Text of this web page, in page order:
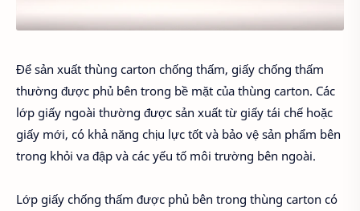
Để sản xuất thùng carton chống thấm, giấy chống thấm
thường được phủ bên trong bề mặt của thùng carton. Các
lớp giấy ngoài thường được sản xuất từ giấy tái chế hoặc
giấy mới, có khả năng chịu lực tốt và bảo vệ sản phẩm bên
trong khỏi va đập và các yếu tố môi trường bên ngoài.
Lớp giấy chống thấm được phủ bên trong thùng carton có